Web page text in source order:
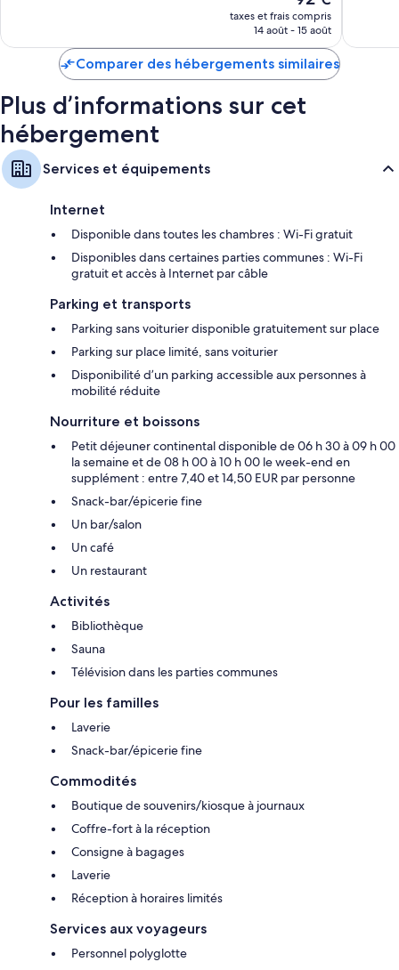
nouveau
prix
de
taxes et frais compris
14 août - 15 août
Comparer des hébergements similaires
Plus d’informations sur cet
hébergement
Services et équipements
Internet
Disponible dans toutes les chambres : Wi-Fi gratuit
Disponibles dans certaines parties communes : Wi-Fi
gratuit et accès à Internet par câble
Parking et transports
Parking sans voiturier disponible gratuitement sur place
Parking sur place limité, sans voiturier
Disponibilité d’un parking accessible aux personnes à
mobilité réduite
Nourriture et boissons
Petit déjeuner continental disponible de 06 h 30 à 09 h 00
la semaine et de 08 h 00 à 10 h 00 le week-end en
supplément : entre 7,40 et 14,50 EUR par personne
Snack-bar/épicerie fine
Un bar/salon
Un café
Un restaurant
Activités
Bibliothèque
Sauna
Télévision dans les parties communes
Pour les familles
Laverie
Snack-bar/épicerie fine
Commodités
Boutique de souvenirs/kiosque à journaux
Coffre-fort à la réception
Consigne à bagages
Laverie
Réception à horaires limités
Services aux voyageurs
Personnel polyglotte